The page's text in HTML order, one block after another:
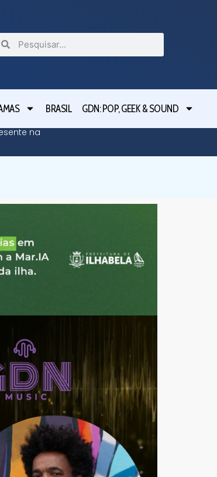
BRASIL GDN: POP, GEEK & SOUND
na